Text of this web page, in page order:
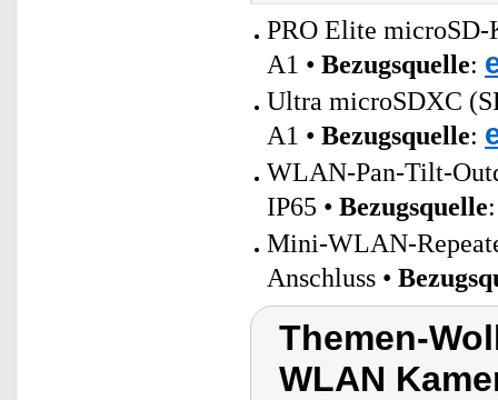
PRO Elite microSD-
A1 • Bezugsquelle:
Ultra microSDXC
A1 • Bezugsquelle:
WLAN-Pan-Tilt-
IP65 • Bezugsquelle
Mini-WLAN-
Anschluss •
Themen-
WLAN